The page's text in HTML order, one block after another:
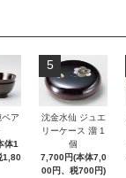
ア
体1
1,80
5
沈金水仙 ジュエ
リーケース 溜 1
個
7,700円(本体7,0
00円、税700円)